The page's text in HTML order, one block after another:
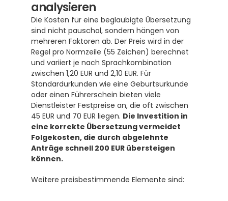
analysieren
Die Kosten für eine beglaubigte Übersetzung
sind nicht pauschal, sondern hängen von
mehreren Faktoren ab. Der Preis wird in der
Regel pro Normzeile (55 Zeichen) berechnet
und variiert je nach Sprachkombination
zwischen 1,20 EUR und 2,10 EUR. Für
Standardurkunden wie eine Geburtsurkunde
oder einen Führerschein bieten viele
Dienstleister Festpreise an, die oft zwischen
45 EUR und 70 EUR liegen. Die Investition in
eine korrekte Übersetzung vermeidet
Folgekosten, die durch abgelehnte
Anträge schnell 200 EUR übersteigen
können.
Weitere preisbestimmende Elemente sind: